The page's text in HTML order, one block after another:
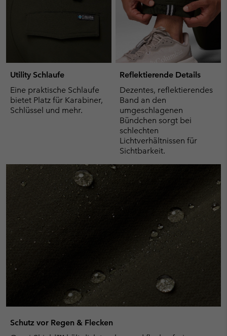
Utility Schlaufe
Eine praktische Schlaufe
bietet Platz für Karabiner,
Schlüssel und mehr.
Reflektierende Details
Dezentes, reflektierendes
Band an den
umgeschlagenen
Bündchen sorgt bei
schlechten
Lichtverhältnissen für
Sichtbarkeit.
Schutz vor Regen & Flecken